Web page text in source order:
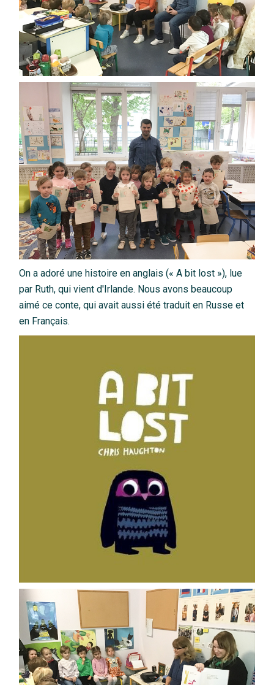
On a adoré une histoire en anglais (« A bit lost »), lue
par Ruth, qui vient d'Irlande. Nous avons beaucoup
aimé ce conte, qui avait aussi été traduit en Russe et
en Français.